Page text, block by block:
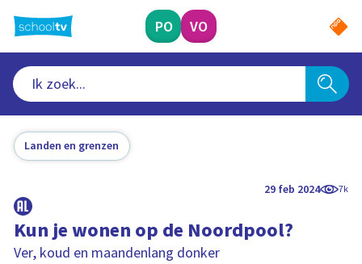
naar
hoofdinhoud
PO VO
Landen en grenzen
29 feb 2024 7k
Kun je wonen op de Noordpool?
Ver, koud en maandenlang donker